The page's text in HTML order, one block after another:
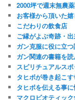
2000坪で週末無農
お客様から頂いた
こだわりの飲食店
ご縁がよぶ奇跡・
ガン克服に役に立
ガン関連の書籍を
スピリチュアルスポ
タヒボが巻き起こ
タヒボを伝える事
マクロビオティッ